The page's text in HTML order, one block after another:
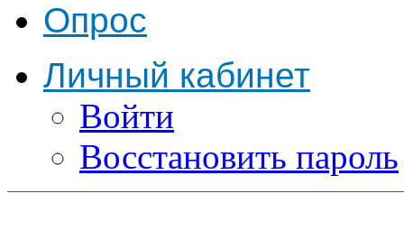
Опрос
Личный кабинет
Войти
Восстановить пароль